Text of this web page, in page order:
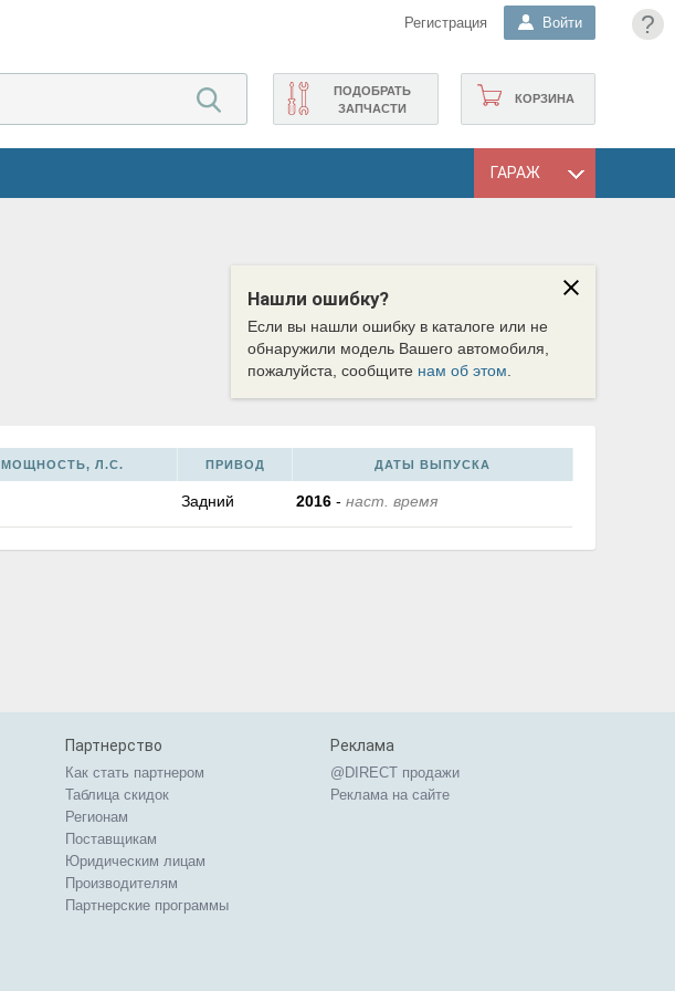
?
Регистрация Войти
КОРЗИНА
ПОДОБРАТЬ
ЗАПЧАСТИ
ГАРАЖ
Нашли ошибку?
Если вы нашли ошибку в каталоге или не
обнаружили модель Вашего автомобиля,
пожалуйста, сообщите нам об этом
МОЩНОСТЬ, Л.С. ПРИВОД ДАТЫ ВЫПУСКА
Задний 2016 - наст. время
Партнерство
Как стать партнером
Таблица скидок
Регионам
Поставщикам
Юридическим лицам
Производителям
Партнерские программы
Реклама
@DIRECT продажи
Реклама на сайте